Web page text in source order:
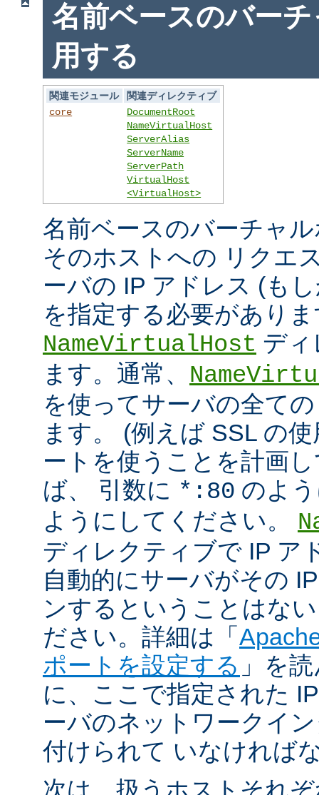
名前ベースのバー
用する
関連モジュール
関連ディレクティブ
core
DocumentRoot
NameVirtualHost
ServerAlias
ServerName
ServerPath
VirtualHost
<VirtualHost>
名前ベースのバーチャ
そのホストへの リクエ
ーバの IP アドレス (も
を指定する必要があり
NameVirtualHost デ
ます。通常、
を使ってサーバの全て
ます。 (例えば SSL の
ートを使うことを計画
ば、 引数に *:80 のよ
ようにしてください。
ディレクティブで IP ア
自動的にサーバがその
ンするということはな
ださい。詳細は「
ポートを設定する 」を
に、ここで指定された
ーバのネットワークイ
付けられて いなければ
次は、扱うホストそれ